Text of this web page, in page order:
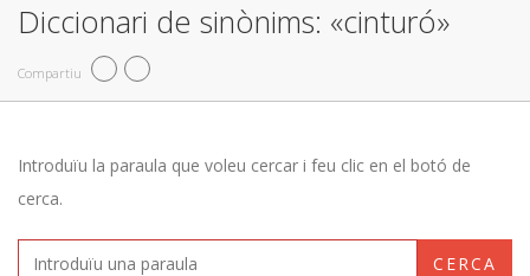
Diccionari de sinònims: «cinturó»
Compartiu
Introduïu la paraula que voleu cercar i feu clic en el botó de
cerca.
CERCA